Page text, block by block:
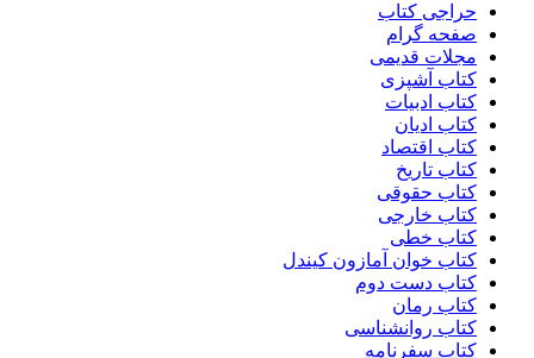
حراجی کتاب
صفحه گرام
مجلات قدیمی
کتاب آشپزی
کتاب ادبیات
کتاب ادیان
کتاب اقتصاد
کتاب تاریخ
کتاب حقوقی
کتاب خارجی
کتاب خطی
کتاب خوان آمازون کیندل
کتاب دست دوم
کتاب رمان
کتاب روانشناسی
کتاب سفرنامه